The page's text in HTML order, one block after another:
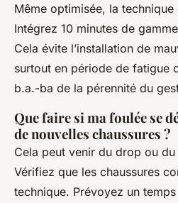
Même optimisée, la
Intégrez 10 minutes de
Cela évite l’installation de
surtout en période de fatigue
b.a.-ba de la pérennité du
Que faire si ma foulée se
de nouvelles chaussures ?
Cela peut venir du drop ou du
Vérifiez que les chaussures
technique. Prévoyez un